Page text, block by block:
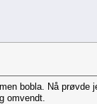
bobla. Nå
omvendt.